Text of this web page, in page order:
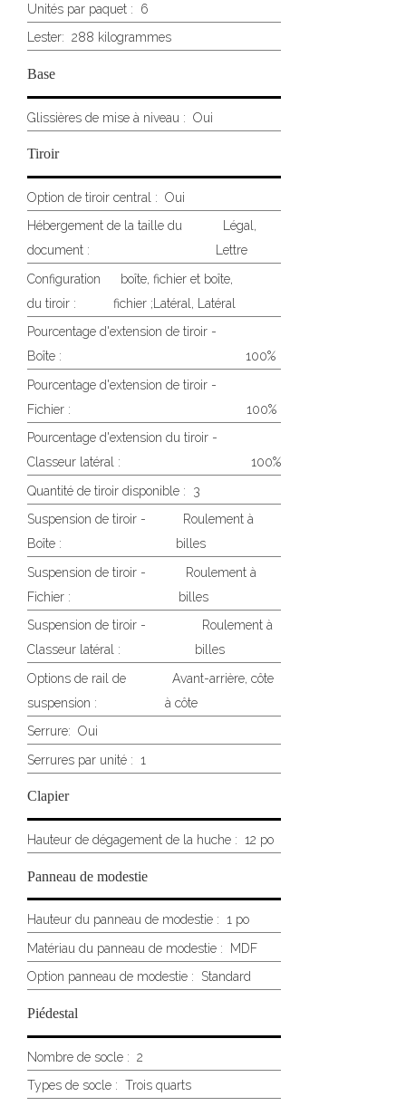
Unités par paquet : 6
Lester: 288 kilogrammes
Base
Glissières de mise à niveau : Oui
Tiroir
Option de tiroir central : Oui
Hébergement de la taille du
document :
Légal,
Lettre
Configuration
du tiroir :
boîte, fichier et boîte,
fichier ;Latéral, Latéral
Pourcentage d'extension de tiroir -
Boîte :
100%
Pourcentage d'extension de tiroir -
Fichier :
100%
Pourcentage d'extension du tiroir -
Classeur latéral :
100%
Quantité de tiroir disponible : 3
Suspension de tiroir -
Boîte :
Roulement à
billes
Suspension de tiroir -
Fichier :
Roulement à
billes
Suspension de tiroir -
Classeur latéral :
Roulement à
billes
Options de rail de
suspension :
Avant-arrière, côte
à côte
Serrure: Oui
Serrures par unité : 1
Clapier
Hauteur de dégagement de la huche : 12 po
Panneau de modestie
Hauteur du panneau de modestie : 1 po
Matériau du panneau de modestie : MDF
Option panneau de modestie : Standard
Piédestal
Nombre de socle : 2
Types de socle : Trois quarts